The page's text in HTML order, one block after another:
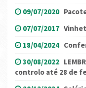
09/07/2020
07/07/2017
18/04/2024
30/08/2022
controlo até 28 de